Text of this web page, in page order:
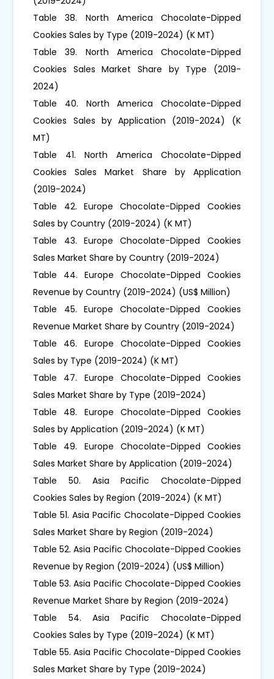
Table 38. North America Chocolate-Dipped
Cookies Sales by Type (2019-2024) (K MT)
Table 39. North America Chocolate-Dipped
Cookies Sales Market Share by Type (2019-
2024)
Table 40. North America Chocolate-Dipped
Cookies Sales by Application (2019-2024) (K
MT)
Table 41. North America Chocolate-Dipped
Cookies Sales Market Share by Application
(2019-2024)
Table 42. Europe Chocolate-Dipped Cookies
Sales by Country (2019-2024) (K MT)
Table 43. Europe Chocolate-Dipped Cookies
Sales Market Share by Country (2019-2024)
Table 44. Europe Chocolate-Dipped Cookies
Revenue by Country (2019-2024) (US$ Million)
Table 45. Europe Chocolate-Dipped Cookies
Revenue Market Share by Country (2019-2024)
Table 46. Europe Chocolate-Dipped Cookies
Sales by Type (2019-2024) (K MT)
Table 47. Europe Chocolate-Dipped Cookies
Sales Market Share by Type (2019-2024)
Table 48. Europe Chocolate-Dipped Cookies
Sales by Application (2019-2024) (K MT)
Table 49. Europe Chocolate-Dipped Cookies
Sales Market Share by Application (2019-2024)
Table 50. Asia Pacific Chocolate-Dipped
Cookies Sales by Region (2019-2024) (K MT)
Table 51. Asia Pacific Chocolate-Dipped Cookies
Sales Market Share by Region (2019-2024)
Table 52. Asia Pacific Chocolate-Dipped Cookies
Revenue by Region (2019-2024) (US$ Million)
Table 53. Asia Pacific Chocolate-Dipped Cookies
Revenue Market Share by Region (2019-2024)
Table 54. Asia Pacific Chocolate-Dipped
Cookies Sales by Type (2019-2024) (K MT)
Table 55. Asia Pacific Chocolate-Dipped Cookies
Sales Market Share by Type (2019-2024)